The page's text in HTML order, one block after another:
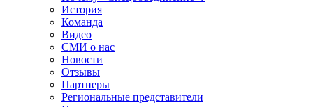
История
Команда
Видео
СМИ о нас
Новости
Отзывы
Партнеры
Региональные представители